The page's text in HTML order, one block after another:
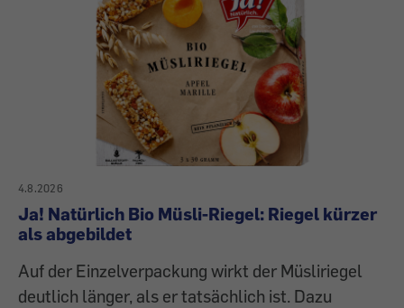
4.8.2026
Ja! Natürlich Bio Müsli-Riegel: Riegel kürzer
als abgebildet
Auf der Einzelverpackung wirkt der Müsliriegel
deutlich länger, als er tatsächlich ist. Dazu